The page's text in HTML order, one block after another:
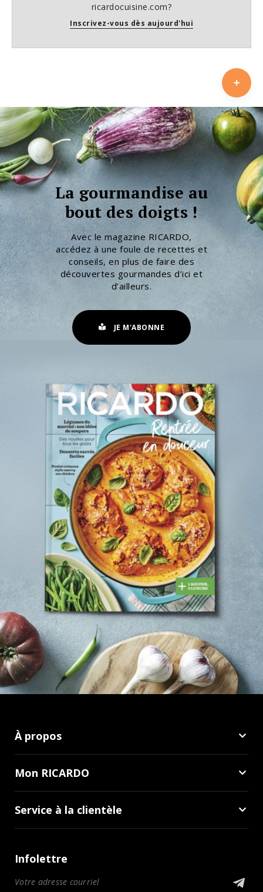
ricardocuisine.com?
Inscrivez-vous dès aujourd'hui
La gourmandise au
bout des doigts !
Avec le magazine RICARDO,
accédez à une foule de recettes et
conseils, en plus de faire des
découvertes gourmandes d’ici et
d’ailleurs.
JE M'ABONNE
À propos
Mon RICARDO
Service à la clientèle
Infolettre